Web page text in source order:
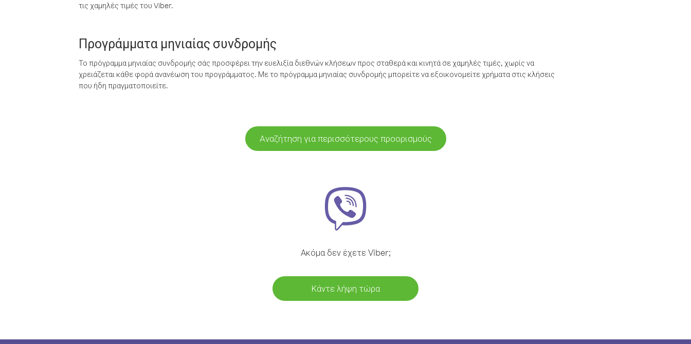
τις χαμηλές τιμές του Viber.
Προγράμματα μηνιαίας συνδρομής
Το πρόγραμμα μηνιαίας συνδρομής σάς προσφέρει την ευελιξία διεθνών κλήσεων προς σταθερά και κινητά σε χαμηλές τιμές, χωρίς να
χρειάζεται κάθε φορά ανανέωση του προγράμματος. Με το πρόγραμμα μηνιαίας συνδρομής μπορείτε να εξοικονομείτε χρήματα στις κλήσεις
που ήδη πραγματοποιείτε.
Αναζήτηση για περισσότερους προορισμούς
Ακόμα δεν έχετε Viber;
Κάντε λήψη τώρα